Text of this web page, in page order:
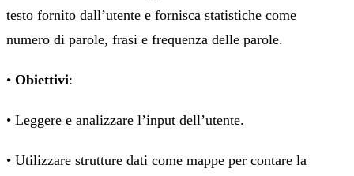
testo fornito dall’utente e fornisca statistiche come
numero di parole, frasi e frequenza delle parole.
• Obiettivi:
• Leggere e analizzare l’input dell’utente.
• Utilizzare strutture dati come mappe per contare la